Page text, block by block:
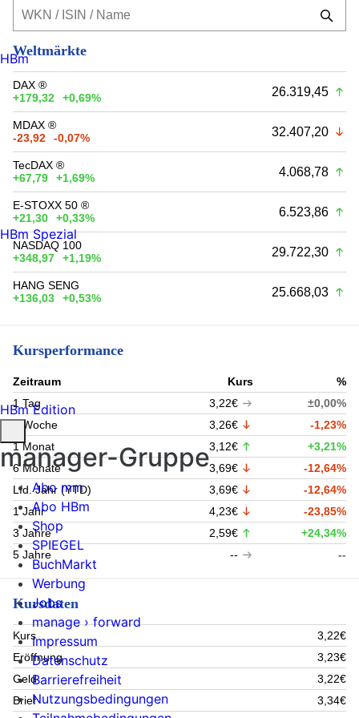
Weltmärkte
DAX ®
+179,32
+0,69% 26.319,45
MDAX ®
-23,92
-0,07% 32.407,20
TecDAX ®
+67,79
+1,69% 4.068,78
E-STOXX 50 ®
+21,30
+0,33% 6.523,86
NASDAQ 100
+348,97
+1,19% 29.722,30
HANG SENG
+136,03
+0,53% 25.668,03
Kursperformance
Zeitraum Kurs
%
1 Tag
3,22€
±0,00%
1 Woche
3,26€
-1,23%
1 Monat
3,12€
+3,21%
6 Monate
3,69€
-12,64%
Lfd. Jahr (YTD)
3,69€
-12,64%
1 Jahr
4,23€
-23,85%
3 Jahre
2,59€
+24,34%
5 Jahre
-- --
Kursdaten
Kurs
3,22€
Eröffnung
3,23€
Geld
3,22€
Brief
3,34€
HBm
HBm Spezial
HBm Edition
manager-Gruppe
Abo mm
Abo HBm
Shop
SPIEGEL
BuchMarkt
Werbung
Jobs
manage › forward
Impressum
Datenschutz
Barrierefreiheit
Nutzungsbedingungen